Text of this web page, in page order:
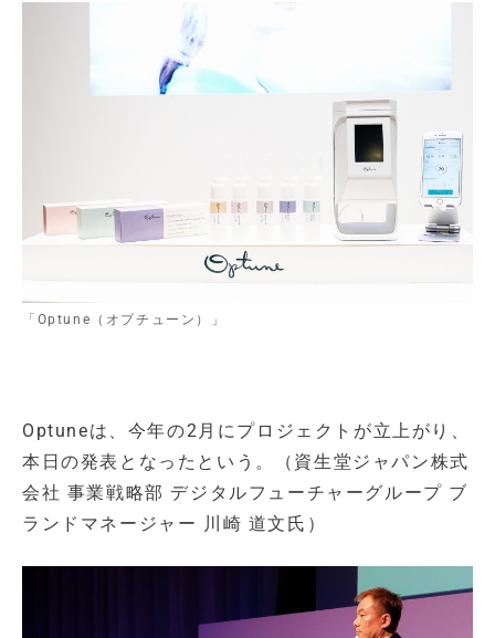
「Optune（オプチューン）」
Optuneは、今年の2月にプロジェクトが立上がり、
本日の発表となったという。（資生堂ジャパン株式
会社 事業戦略部 デジタルフューチャーグループ ブ
ランドマネージャー 川崎 道文氏）